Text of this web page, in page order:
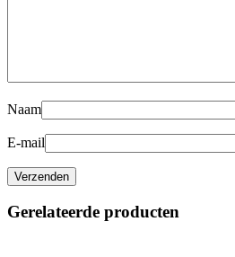
Naam
E-mail
Gerelateerde producten